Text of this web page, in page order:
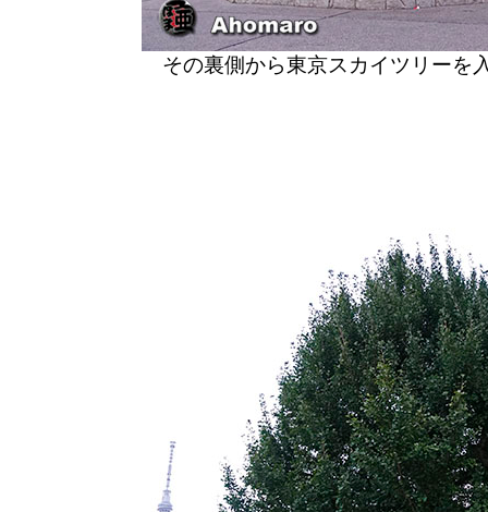
その裏側から東京スカイツリーを